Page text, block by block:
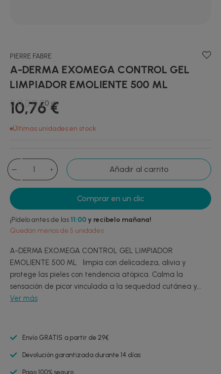
PIERRE FABRE
A-DERMA EXOMEGA CONTROL GEL
LIMPIADOR EMOLIENTE 500 ML
10,76 €
0 (0)
Últimas unidades en stock
Añadir al carrito
Comprar en un clic
¡Pídelo antes de las 11:00y recíbelo mañana!
Quedan menos de 5 unidades
A-DERMA EXOMEGA CONTROL GEL LIMPIADOR
EMOLIENTE 500 ML limpia con delicadeza, alivia y
protege las pieles con tendencia atópica. Calma la
sensación de picor vinculada a la sequedad cutánea y...
Ver más
Envío GRATIS a partir de 29€
Devolución garantizada durante 14 días
Pago 100% seguro